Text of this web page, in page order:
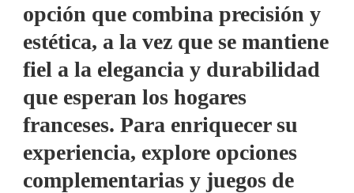
opción que combina precisión y
estética, a la vez que se mantiene
fiel a la elegancia y durabilidad
que esperan los hogares
franceses. Para enriquecer su
experiencia, explore opciones
complementarias y juegos de